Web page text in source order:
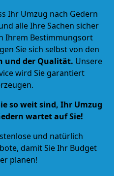
Ihr Umzug nach Gedern
alle Ihre Sachen sicher
Ihrem Bestimmungsort
Sie sich selbst von den
und der Qualität. Unsere
wird Sie garantiert
so weit sind, Ihr Umzug
wartet auf Sie!
und natürlich
, damit Sie Ihr Budget
planen!